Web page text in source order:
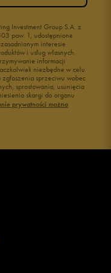
Investment Group S.A. z
paw. 1, udostępnione
interesie
i usług własnych.
informacji
niezbędne w celu
sprzeciwu wobec
sprostowania, usunięcia
skargi do organu
prywatności można